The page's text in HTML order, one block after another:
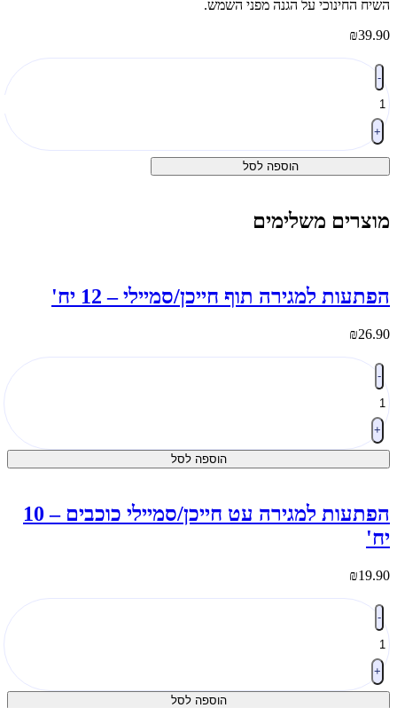
החינוכי על הגנה מפני השמש.
₪
הוספה לסל
משלימים
למגירה תוף חייכן/סמיילי – 12 יח'
₪
סמיילי
הוספה לסל
הפתעות למגירה עט חייכן/סמיילי כוכבים – 10
₪
סמיילי
הוספה לסל